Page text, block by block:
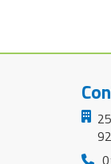
Vitrines